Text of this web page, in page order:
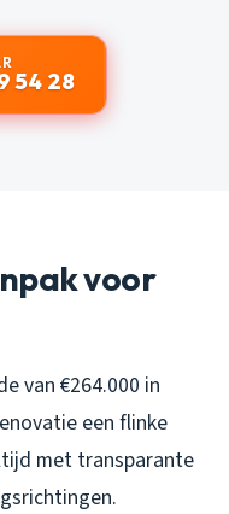
54 28
voor
van €264.000 in
een flinke
met transparante